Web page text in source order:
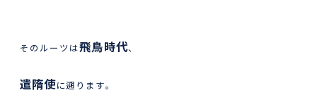
そのルーツは飛鳥時代、
遣隋使に遡ります。